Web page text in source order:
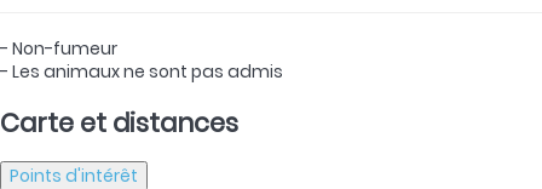
- Non-fumeur
- Les animaux ne sont pas admis
Carte et distances
Points d'intérêt